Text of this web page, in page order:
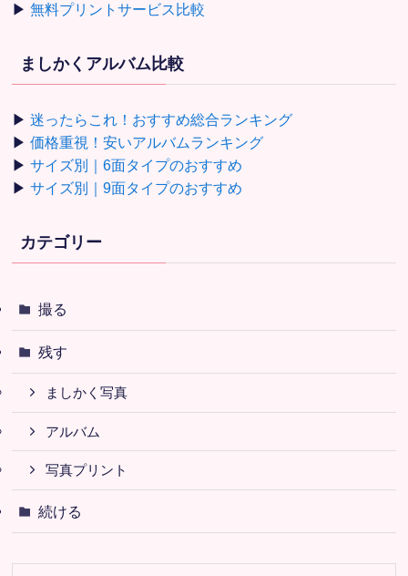
▶無料プリントサービス比較
ましかくアルバム比較
▶迷ったらこれ！おすすめ総合ランキング
▶価格重視！安いアルバムランキング
▶サイズ別｜6面タイプのおすすめ
▶サイズ別｜9面タイプのおすすめ
カテゴリー
撮る
残す
ましかく写真
アルバム
写真プリント
続ける